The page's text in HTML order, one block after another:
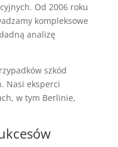
Od 2006 roku
kompleksowe
analizę
szkód
Nasi eksperci
w tym Berlinie,